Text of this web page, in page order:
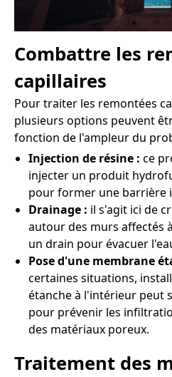
Combattre les
capillaires
Pour traiter les remontées
plusieurs options peuvent
fonction de l'ampleur du
Injection de résine : ce
injecter un produit
pour former une barrière
Drainage : il s'agit ici de
autour des murs affectés
un drain pour évacuer
Pose d'une membrane
certaines situations,
étanche à l'intérieur peut
pour prévenir les
des matériaux poreux.
Traitement des